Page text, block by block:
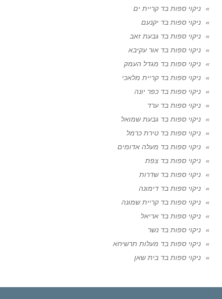
ניקוי ספות בד קריית ים
ניקוי ספות בד יקנעם
ניקוי ספות בד גבעת זאב
ניקוי ספות בד אור עקיבא
ניקוי ספות בד מגדל העמק
ניקוי ספות בד קריית מלאכי
ניקוי ספות בד כפר יונה
ניקוי ספות בד ערד
ניקוי ספות בד גבעת שמואל
ניקוי ספות בד טירת כרמל
ניקוי ספות בד מעלה אדומים
ניקוי ספות בד צפת
ניקוי ספות בד שדרות
ניקוי ספות בד דימונה
ניקוי ספות בד קריית שמונה
ניקוי ספות בד אריאל
ניקוי ספות בד נשר
ניקוי ספות בד מעלות תרשיחא
ניקוי ספות בד בית שאן